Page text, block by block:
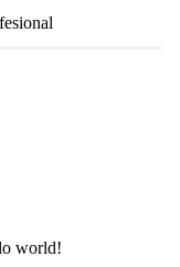
world!